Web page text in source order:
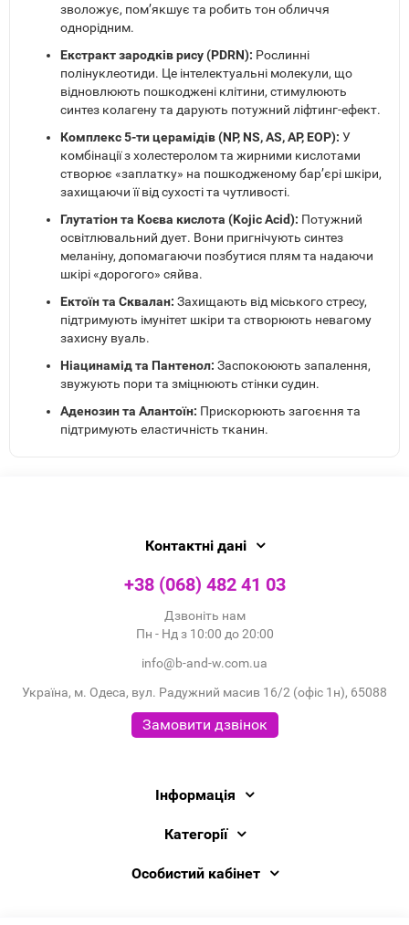
зволожує, пом’якшує та робить тон обличчя
однорідним.
Екстракт зародків рису (PDRN): Рослинні
полінуклеотиди. Це інтелектуальні молекули, що
відновлюють пошкоджені клітини, стимулюють
синтез колагену та дарують потужний ліфтинг-ефект.
Комплекс 5-ти церамідів (NP, NS, AS, AP, EOP): У
комбінації з холестеролом та жирними кислотами
створює «заплатку» на пошкодженому бар’єрі шкіри,
захищаючи її від сухості та чутливості.
Глутатіон та Коєва кислота (Kojic Acid): Потужний
освітлювальний дует. Вони пригнічують синтез
меланіну, допомагаючи позбутися плям та надаючи
шкірі «дорогого» сяйва.
Ектоїн та Сквалан: Захищають від міського стресу,
підтримують імунітет шкіри та створюють невагому
захисну вуаль.
Ніацинамід та Пантенол: Заспокоюють запалення,
звужують пори та зміцнюють стінки судин.
Аденозин та Алантоїн: Прискорюють загоєння та
підтримують еластичність тканин.
Контактні дані
+38 (068) 482 41 03
Дзвоніть нам
Пн - Нд з 10:00 до 20:00
info@b-and-w.com.ua
Україна, м. Одеса, вул. Радужний масив 16/2 (офіс 1н), 65088
Замовити дзвінок
Інформація
Категорії
Особистий кабінет